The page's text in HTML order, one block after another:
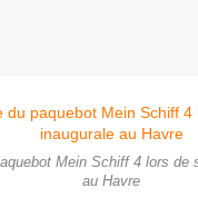
Mein Schiff 4 lors de
au Havre